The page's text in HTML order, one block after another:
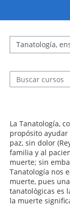
Categorías
Buscar cursos
La Tanatología,
propósito
paz, sin dolor
familia y al
muerte; sin
Tanatología nos
muerte, pues
tanatológicas es
la muerte